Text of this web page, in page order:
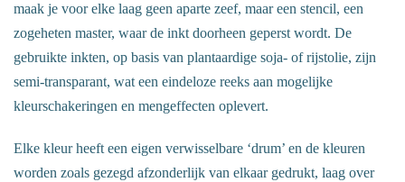
maak je voor elke laag geen aparte zeef, maar een stencil, een
zogeheten master, waar de inkt doorheen geperst wordt. De
gebruikte inkten, op basis van plantaardige soja- of rijstolie, zijn
semi-transparant, wat een eindeloze reeks aan mogelijke
kleurschakeringen en mengeffecten oplevert.
Elke kleur heeft een eigen verwisselbare ‘drum’ en de kleuren
worden zoals gezegd afzonderlijk van elkaar gedrukt, laag over